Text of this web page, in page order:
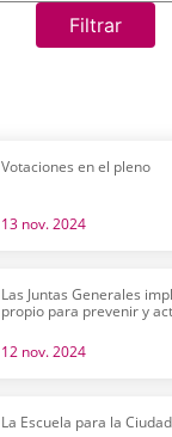
Filtrar
Votaciones en el pleno
13 nov. 2024
Las Juntas Generales
propio para prevenir y
12 nov. 2024
La Escuela para la